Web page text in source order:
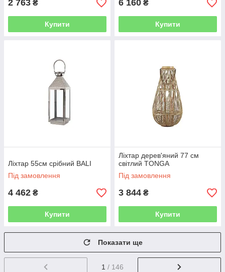
2 763 ₴
Купити
6 160 ₴
Купити
Ліхтар 55см срібний BALI
Під замовлення
4 462 ₴
Купити
Ліхтар дерев'яний 77 см
світлий TONGA
Під замовлення
3 844 ₴
Купити
Показати ще
1 / 146